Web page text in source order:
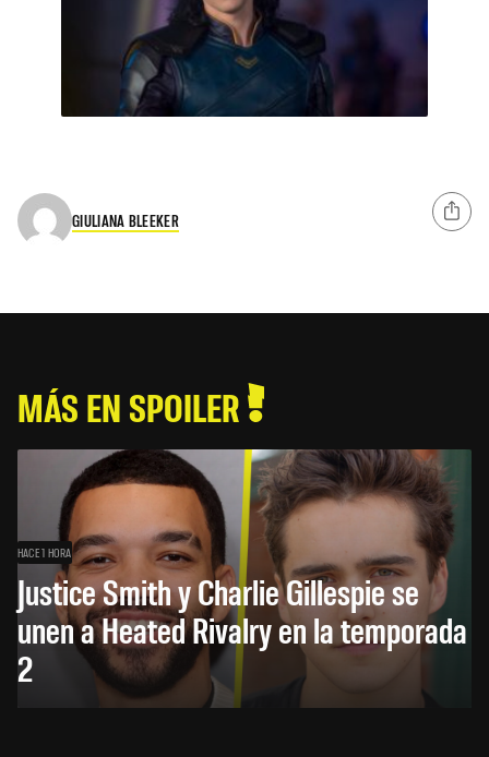
GIULIANA BLEEKER
MÁS EN SPOILER
HACE 1 HORA
Justice Smith y Charlie Gillespie se
unen a Heated Rivalry en la temporada
2